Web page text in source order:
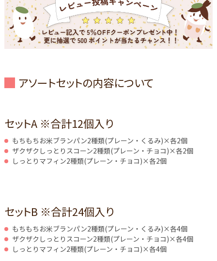
アソートセットの内容について
セットA ※合計12個入り
もちもちお米ブランパン2種類(プレーン・くるみ)×各2個
ザクザクしっとりスコーン2種類(プレーン・チョコ)×各2個
しっとりマフィン2種類(プレーン・チョコ)×各2個
セットB ※合計24個入り
もちもちお米ブランパン2種類(プレーン・くるみ)×各4個
ザクザクしっとりスコーン2種類(プレーン・チョコ)×各4個
しっとりマフィン2種類(プレーン・チョコ)×各4個